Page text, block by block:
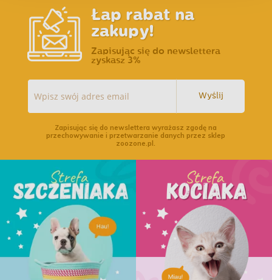
Łap rabat na
zakupy!
Zapisując się do newslettera
zyskasz 3%
Wyślij
Zapisując się do newslettera wyrażasz zgodę na
przechowywanie i przetwarzanie danych przez sklep
zoozone.pl.